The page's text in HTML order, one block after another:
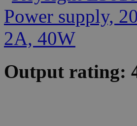
Output rating: